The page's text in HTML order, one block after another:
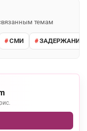
темам
СМИ ЗАДЕРЖАНИЕ